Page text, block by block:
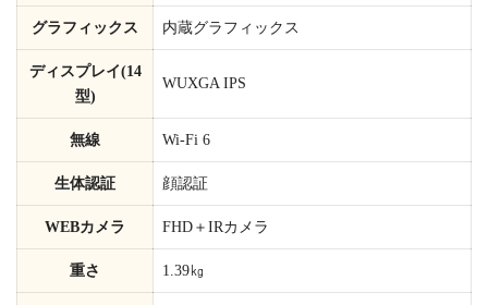
グラフィックス 内蔵グラフィックス
ディスプレイ(14
型)
WUXGA IPS
無線 Wi-Fi 6
生体認証 顔認証
WEBカメラ FHD＋IRカメラ
重さ 1.39㎏